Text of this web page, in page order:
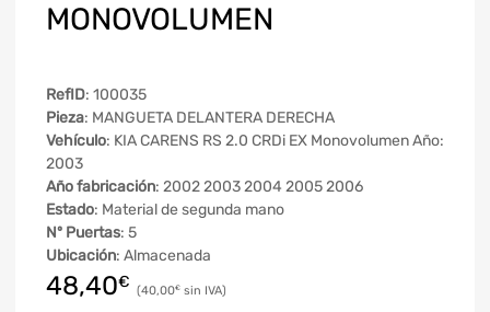
MONOVOLUMEN
RefID: 100035
Pieza: MANGUETA DELANTERA DERECHA
Vehículo: KIA CARENS RS 2.0 CRDi EX Monovolumen Año:
2003
Año fabricación: 2002 2003 2004 2005 2006
Estado: Material de segunda mano
Nº Puertas: 5
Ubicación: Almacenada
48,40€ 40,00€